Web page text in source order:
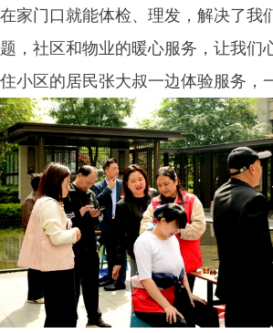
在家门口就能体检、理发，解决了我
题，社区和物业的暖心服务，让我们
住小区的居民张大叔一边体验服务，